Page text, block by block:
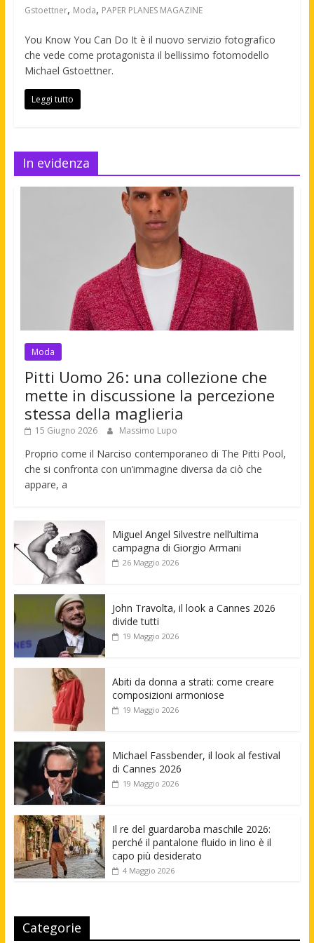
Gstoettner, Moda, PAPER PLANES MAGAZINE
You Know You Can Do It è il nuovo servizio fotografico
che vede come protagonista il bellissimo fotomodello
Michael Gstoettner.
Leggi tutto
In evidenza
Moda
Pitti Uomo 26: una collezione che
mette in discussione la percezione
stessa della maglieria
15 Giugno 2026 Massimo Lupo
Proprio come il Narciso contemporaneo di The Pitti Pool,
che si confronta con un’immagine diversa da ciò che
appare, a
Miguel Angel Silvestre nell’ultima
campagna di Giorgio Armani
26 Maggio 2026
John Travolta, il look a Cannes 2026
divide tutti
19 Maggio 2026
Abiti da donna a strati: come creare
composizioni armoniose
19 Maggio 2026
Michael Fassbender, il look al festival
di Cannes 2026
19 Maggio 2026
Il re del guardaroba maschile 2026:
perché il pantalone fluido in lino è il
capo più desiderato
4 Maggio 2026
Categorie